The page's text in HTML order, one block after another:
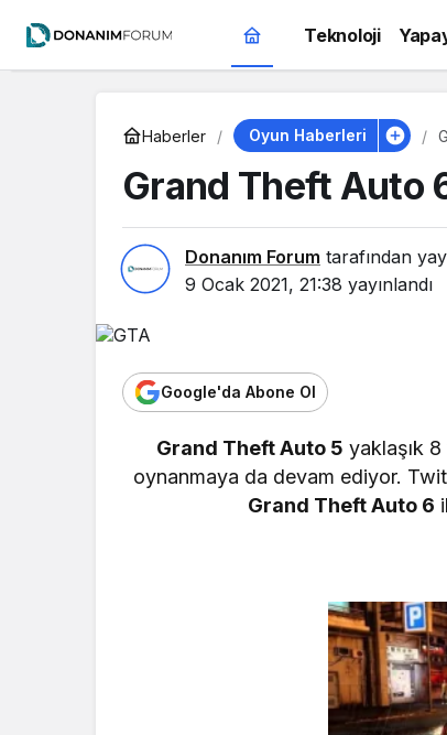
Teknoloji
Haberler Oyun Haberleri
Grand Theft Auto
Donanım Forum tarafından
9 Ocak 2021, 21:38 yayınlandı
Google'da Abone Ol
Grand Theft Auto 5 yaklaşık 8
oynanmaya da devam ediyor.
Grand Theft Auto 6